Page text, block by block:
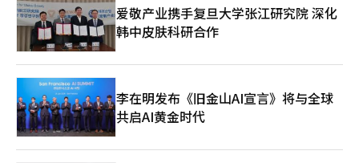
接问题也亟待解决。只有在整个首都圈顺畅使用气候同行卡，才能
最大化替代自驾车的政策效果。※ 本报道经人工智能（AI）系统翻
译与编辑。
足这一需求。柳兢善表示：“我们正在基于实时道路数据和运营经
验，构建集成感知、判断和控制过程的‘E2E自动驾驶’商业化管
道。”KakaoMobility最近聘请了谷歌Waymo出身的金振圭博
士，成立了“物理AI部门”，旨在超越软件AI，直接控制物理世界
中的移动设备。业内认为，这标志着Kakao从单纯的中介平台
向“韩国版Waymo”技术企业转型。专家认为，光州测试项目的
成败取决于“可持续商业模式”的建立。过去许多自动驾驶试点项
目因政府补贴中断而停止。KakaoMobility未来平台经济研究所所
长金建宇表示：“我们有信心建立涵盖呼叫平台、综合管制
（FMS）和安全体系的服务运营模式。”与现代汽车集团、英伟达
爱敬产业携手复旦大学张江研究院 深化
韩中皮肤科研合作
李在明发布《旧金山AI宣言》将与全球
共启AI黄金时代